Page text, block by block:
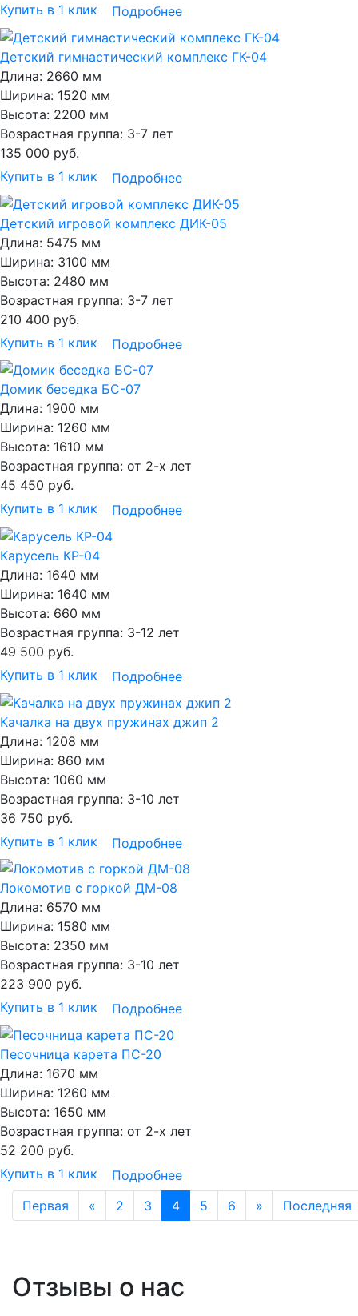
Купить в 1 клик
Подробнее
Детский гимнастический комплекс ГК-04
Длина: 2660 мм
Ширина: 1520 мм
Высота: 2200 мм
Возрастная группа: 3-7 лет
135 000 руб.
Купить в 1 клик
Подробнее
Детский игровой комплекс ДИК-05
Длина: 5475 мм
Ширина: 3100 мм
Высота: 2480 мм
Возрастная группа: 3-7 лет
210 400 руб.
Купить в 1 клик
Подробнее
Домик беседка БС-07
Длина: 1900 мм
Ширина: 1260 мм
Высота: 1610 мм
Возрастная группа: от 2-х лет
45 450 руб.
Купить в 1 клик
Подробнее
Карусель КР-04
Длина: 1640 мм
Ширина: 1640 мм
Высота: 660 мм
Возрастная группа: 3-12 лет
49 500 руб.
Купить в 1 клик
Подробнее
Качалка на двух пружинах джип 2
Длина: 1208 мм
Ширина: 860 мм
Высота: 1060 мм
Возрастная группа: 3-10 лет
36 750 руб.
Купить в 1 клик
Подробнее
Локомотив с горкой ДМ-08
Длина: 6570 мм
Ширина: 1580 мм
Высота: 2350 мм
Возрастная группа: 3-10 лет
223 900 руб.
Купить в 1 клик
Подробнее
Песочница карета ПС-20
Длина: 1670 мм
Ширина: 1260 мм
Высота: 1650 мм
Возрастная группа: от 2-х лет
52 200 руб.
Купить в 1 клик
Подробнее
Первая
« 2 3 4 5 6 » Последняя
Отзывы о нас